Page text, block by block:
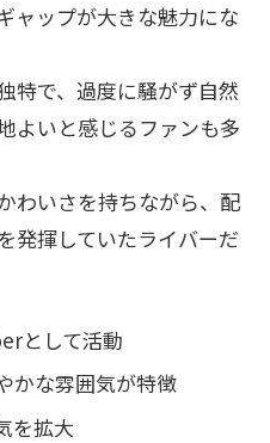
ャップが大きな魅力にな
特で、過度に騒がず自然
よいと感じるファンも多
わいさを持ちながら、配
発揮していたライバーだ
として活動
かな雰囲気が特徴
を拡大